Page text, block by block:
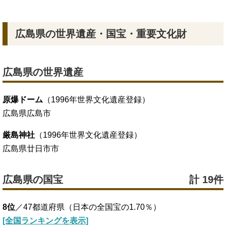
広島県の世界遺産・国宝・重要文化財
広島県の世界遺産
原爆ドーム （1996年世界文化遺産登録）
広島県広島市
厳島神社 （1996年世界文化遺産登録）
広島県廿日市市
広島県の国宝 計 19件
8位／47都道府県（日本の全国宝の1.70％）
[全国ランキングを表示]